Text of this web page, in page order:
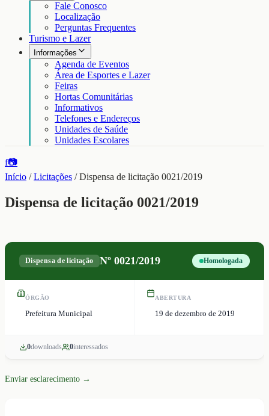
Fale Conosco
Localização
Perguntas Frequentes
Turismo e Lazer
Informações
Agenda de Eventos
Área de Esportes e Lazer
Feiras
Hortas Comunitárias
Informativos
Telefones e Endereços
Unidades de Saúde
Unidades Escolares
f📷
Início /Licitações /Dispensa de licitação 0021/2019
Dispensa de licitação 0021/2019
Dispensa de licitação Nº 0021/2019 Homologada
ÓRGÃO
Prefeitura Municipal
ABERTURA
19 de dezembro de 2019
0downloads 0interessados
Enviar esclarecimento →